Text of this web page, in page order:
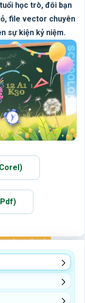
học trò, đôi bạn
file vector chuyên
sự kiện kỷ niệm.